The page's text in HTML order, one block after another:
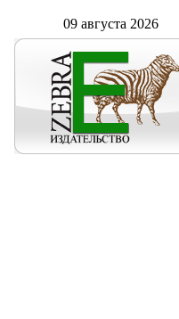
09 августа 2026